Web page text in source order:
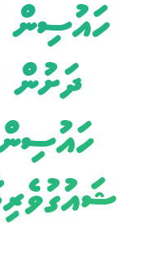
ހައުސިން
ދަށުން